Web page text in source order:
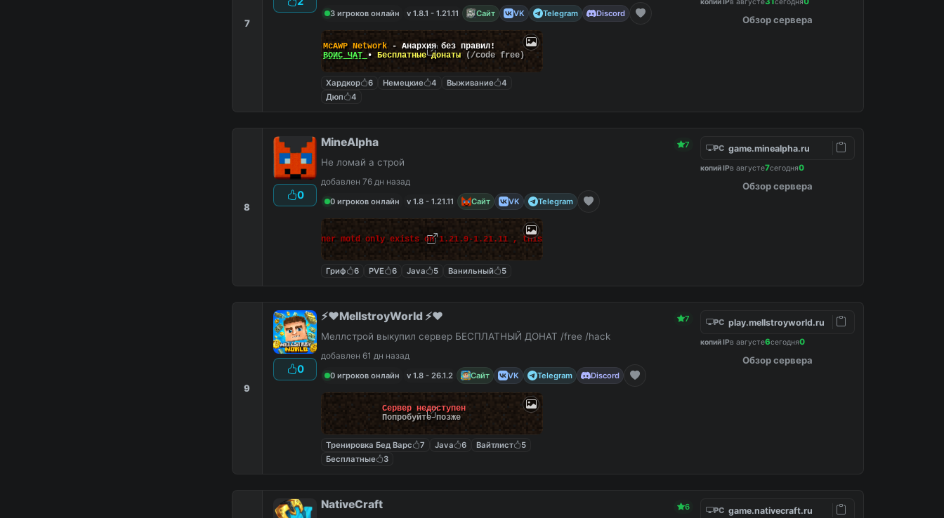
7
3 игроков онлайн
v 1.8.1 - 1.21.11 Сайт VK Telegram Discord
McAWP Network - Анархия без правил!
ВОЙС ЧАТ
• Бесплатные донаты (/code free)
Хардкор 6 Немецкие 4 Выживание
4
Дюп
4
Обзор сервера
8
0
MineAlpha 7
Не ломай а строй
добавлен 76 дн назад
0 игроков онлайн
v 1.8 - 1.21.11 Сайт VK Telegram
the minecraft feature that makes banner motd only exists on 1.21.9-1.21.11 , this massage can be edited in config.
Гриф 6 PVE 6 Java 5 Ванильный 5
PC game.minealpha.ru
копий IPв августе7сегодня0
Обзор сервера
9
0
⚡️❤️MellstroyWorld ⚡️❤️ 7
Меллстрой выкупил сервер БЕСПЛАТНЫЙ ДОНАТ /free /hack
добавлен 61 дн назад
0 игроков онлайн
v 1.8 - 26.1.2 Сайт VK Telegram Discord
Сервер недоступен
Попробуйте позже
Тренировка Бед Варс 7 Java 6 Вайтлист
5
Бесплатные
3
PC play.mellstroyworld.ru
копий IPв августе6сегодня0
Обзор сервера
NativeCraft 6 PC game.nativecraft.ru